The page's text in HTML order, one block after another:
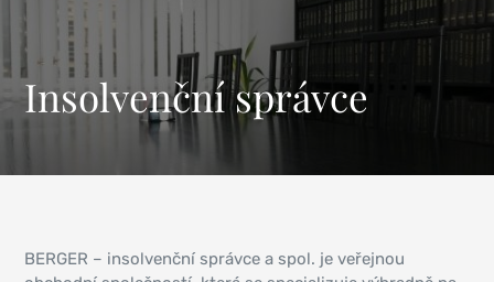
Insolvenční správce
BERGER – insolvenční správce a spol. je veřejnou